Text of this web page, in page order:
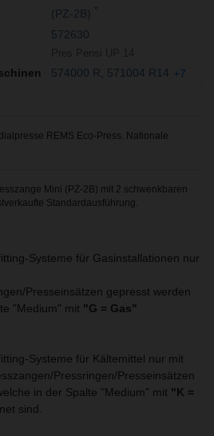
(PZ-2B)
572630
574000 R 571004 R14 +7
REMS Eco-Press. Nationale
Mini (PZ-2B) mit 2 schwenkbaren
Standardausführung.
Systeme für Gasinstallationen nur
Presseinsätzen gepresst werden
"Medium" mit "G = Gas"
Systeme für Kältemittel nur mit
Pressringen/Presseinsätzen
in der Spalte "Medium" mit "K =
sind.